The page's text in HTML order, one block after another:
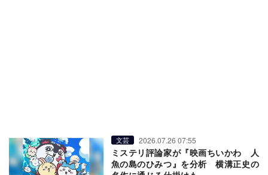
文芸 2026.07.26 07:55
ミステリ評論家が『映画ちいかわ 人
魚の島のひみつ』を分析 横溝正史の